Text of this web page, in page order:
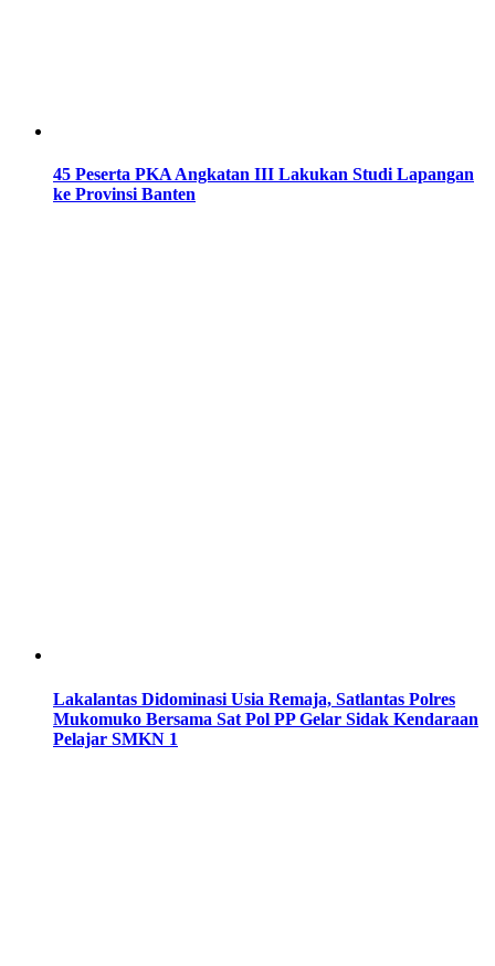
45 Peserta PKA Angkatan III Lakukan Studi Lapangan
ke Provinsi Banten
Lakalantas Didominasi Usia Remaja, Satlantas Polres
Mukomuko Bersama Sat Pol PP Gelar Sidak Kendaraan
Pelajar SMKN 1